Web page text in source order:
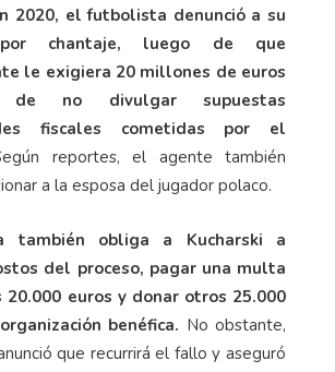
2020, el futbolista denunció a su
chantaje, luego de que
le exigiera 20 millones de euros
no divulgar supuestas
fiscales cometidas por el
reportes, el agente también
a la esposa del jugador polaco.
también obliga a Kucharski a
del proceso, pagar una multa
20.000 euros y donar otros 25.000
benéfica. No obstante,
que recurrirá el fallo y aseguró